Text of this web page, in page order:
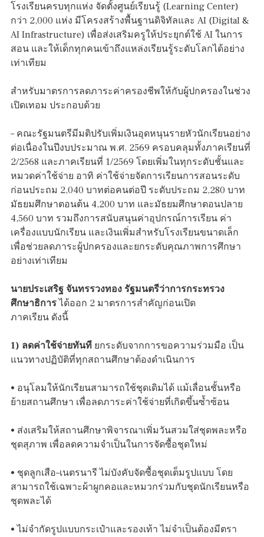
โรงเรียนครบทุกแห่ง จัดตั้งศูนย์เรียนรู้ (Learning Center)
กว่า 2,000 แห่ง มีโครงสร้างพื้นฐานดิจิทัลและ AI (Digital &
AI Infrastructure) เพื่อส่งเสริมครูให้ประยุกต์ใช้ AI ในการ
สอน และให้เด็กทุกคนเข้าถึงแหล่งเรียนรู้ระดับโลกได้อย่าง
เท่าเทียม
สำหรับมาตรการลดภาระค่าครองชีพให้กับผู้ปกครองในช่วง
เปิดเทอม ประกอบด้วย
– คณะรัฐมนตรีมีมติปรับเพิ่มเงินอุดหนุนรายหัวนักเรียนอย่าง
ต่อเนื่องในปีงบประมาณ พ.ศ. 2569 ครอบคลุมทั้งภาคเรียนที่
2/2568 และภาคเรียนที่ 1/2569 โดยเพิ่มในทุกระดับชั้นและ
หมวดค่าใช้จ่าย อาทิ ค่าใช้จ่ายจัดการเรียนการสอนระดับ
ก่อนประถม 2,040 บาทต่อคนต่อปี ระดับประถม 2,280 บาท
มัธยมศึกษาตอนต้น 4,200 บาท และมัธยมศึกษาตอนปลาย
4,560 บาท รวมถึงการสนับสนุนค่าอุปกรณ์การเรียน ค่า
เครื่องแบบนักเรียน และเงินเพิ่มสำหรับโรงเรียนขนาดเล็ก
เพื่อช่วยลดภาระผู้ปกครองและยกระดับคุณภาพการศึกษา
อย่างเท่าเทียม
นายประเสริฐ จันทรรวงทอง รัฐมนตรีว่าการกระทรวง
ศึกษาธิการได้ออก 2 มาตรการสำคัญก่อนเปิด
ภาคเรียน ดังนี้
1) ลดค่าใช้จ่ายทันที ยกระดับจากการขอความร่วมมือ เป็น
แนวทางปฏิบัติที่ทุกสถานศึกษาต้องดำเนินการ
• อนุโลมให้นักเรียนสามารถใช้ชุดเดิมได้ แม้เลื่อนชั้นหรือ
ย้ายสถานศึกษา เพื่อลดภาระค่าใช้จ่ายที่เกิดขึ้นซ้ำซ้อน
• ส่งเสริมให้สถานศึกษาพิจารณาเพิ่มวันสวมใส่ชุดพละหรือ
ชุดสุภาพ เพื่อลดความจำเป็นในการจัดซื้อชุดใหม่
• ชุดลูกเสือ–เนตรนารี ไม่บังคับจัดซื้อชุดเต็มรูปแบบ โดย
สามารถใช้เฉพาะผ้าผูกคอและหมวกร่วมกับชุดนักเรียนหรือ
ชุดพละได้
• ไม่จำกัดรูปแบบกระเป๋าและรองเท้า ไม่จำเป็นต้องมีตรา